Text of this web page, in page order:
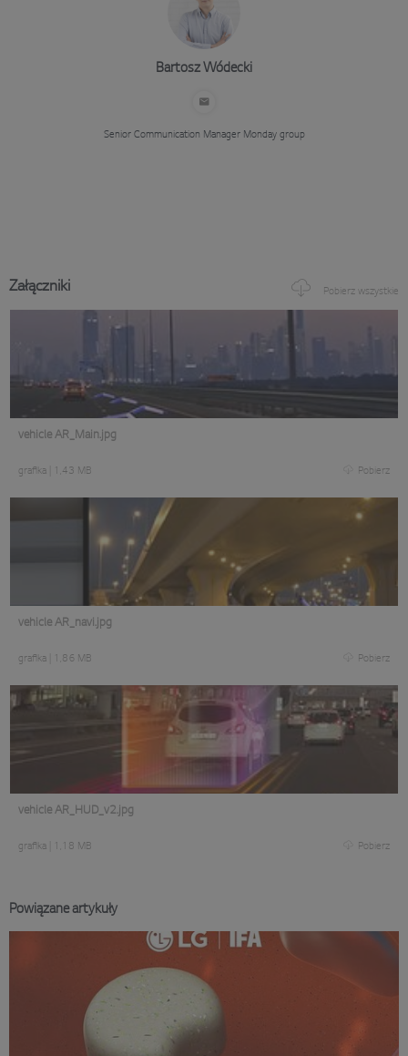
Bartosz Wódecki
Senior Communication ManagerMonday group
Załączniki Pobierz wszystkie
vehicle AR_Main.jpg
grafika 1,43 MB Pobierz
vehicle AR_navi.jpg
grafika 1,86 MB Pobierz
vehicle AR_HUD_v2.jpg
grafika 1,18 MB Pobierz
Powiązane artykuły